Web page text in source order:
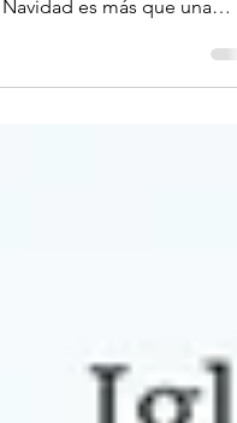
juntos el nacimiento de
en nuestro servicio
es más que una